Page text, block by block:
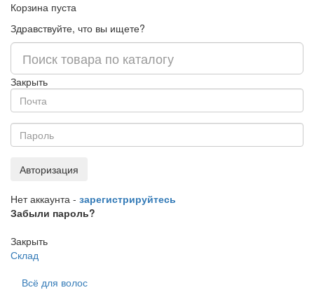
Корзина пуста
Здравствуйте, что вы ищете?
Закрыть
Авторизация
Нет аккаунта - зарегистрируйтесь
Забыли пароль?
Закрыть
Склад
Всё для волос